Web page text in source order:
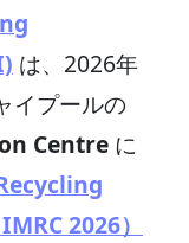
は、2026年
イプールの
Centre に
2026）